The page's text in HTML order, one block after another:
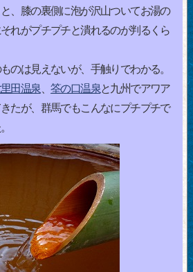
、膝の裏側に泡が沢山ついてお湯の
れがプチプチと潰れるのが判るくら
のは見えないが、手触りでわかる。
田温泉、筌の口温泉と九州でアワア
たが、群馬でもこんなにプチプチで